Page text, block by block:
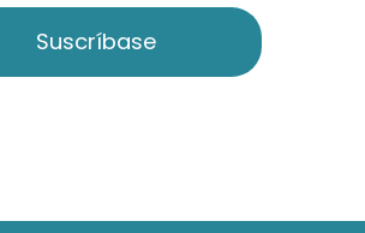
Suscríbase